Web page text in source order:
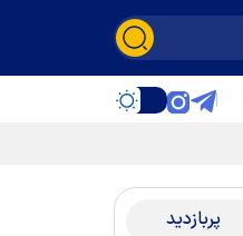
پربازدید